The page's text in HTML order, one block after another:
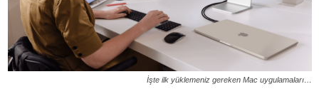
İşte ilk yüklemeniz gereken Mac uygulamaları…